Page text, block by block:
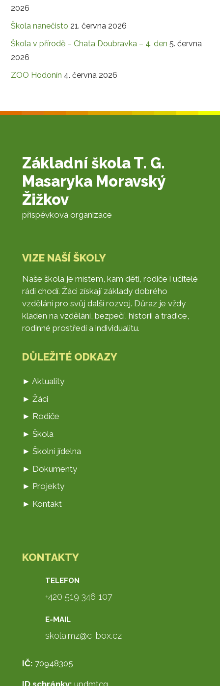
2026
Škola nanečisto 21. června 2026
Škola v přírodě – Chata Doubravka – 4. den 5. června
2026
ZOO Hodonín 4. června 2026
Základní škola T. G.
Masaryka Moravský
Žižkov
příspěvková organizace
VIZE NAŠÍ ŠKOLY
Naše škola je místem, kam děti, rodiče i učitelé
rádi chodí. Žáci získají základy dobrého
vzdělání pro svůj další rozvoj. Důraz je vždy
kladen na vzdělání, bezpečí, historii a tradice,
rodinné prostředí a individualitu.
DŮLEŽITÉ ODKAZY
► Aktuality
► Žáci
► Rodiče
► Škola
► Školní jídelna
► Dokumenty
► Projekty
► Kontakt
KONTAKTY
TELEFON
+420 519 346 107
E-MAIL
skola.mz@c-box.cz
IČ: 70948305